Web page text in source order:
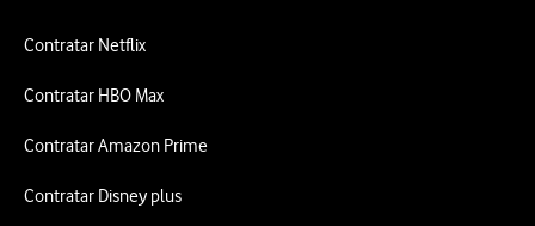
Contratar Netflix
Contratar HBO Max
Contratar Amazon Prime
Contratar Disney plus